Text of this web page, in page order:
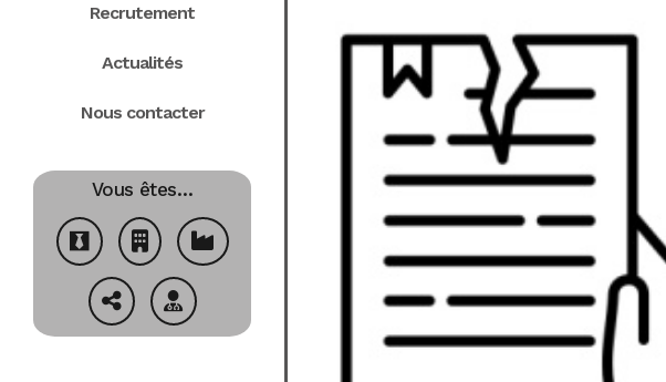
Recrutement
Actualités
Nous contacter
Vous êtes…